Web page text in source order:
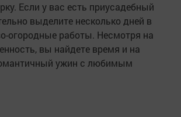
Если у вас есть приусадебный
выделите несколько дней в
огородные работы. Несмотря на
вы найдете время и на
ужин с любимым